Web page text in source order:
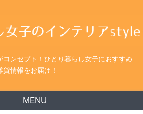
コンセプト！ひとり暮らし女子におすすめ
情報をお届け！
MENU